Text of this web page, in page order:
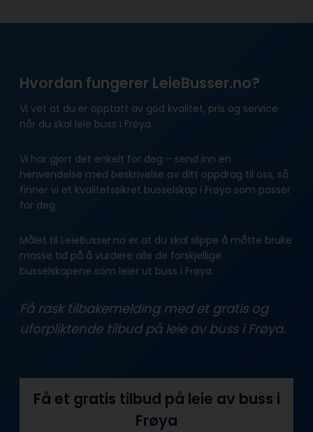
Hvordan fungerer LeieBusser.no?
Vi vet at du er opptatt av god kvalitet, pris og service
når du skal leie buss i Frøya.
Vi har gjort det enkelt for deg – send inn en
henvendelse med beskrivelse av ditt oppdrag til oss, så
finner vi et kvalitetssikret busselskap i Frøya som passer
for deg.
Målet til LeieBusser.no er at du skal slippe å måtte bruke
masse tid på å vurdere alle de forskjellige
busselskapene som leier ut buss i Frøya.
Få rask tilbakemelding med et gratis og
uforpliktende tilbud på leie av buss i Frøya.
Få et gratis tilbud på leie av buss i
Frøya